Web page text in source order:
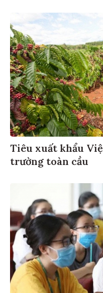
Tiêu xuất khẩu
trường toàn cầu